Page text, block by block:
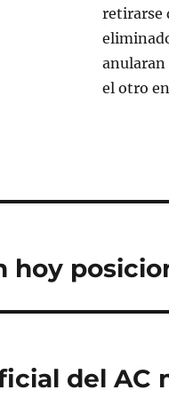
retirarse
anularan
el otro
hoy
del AC